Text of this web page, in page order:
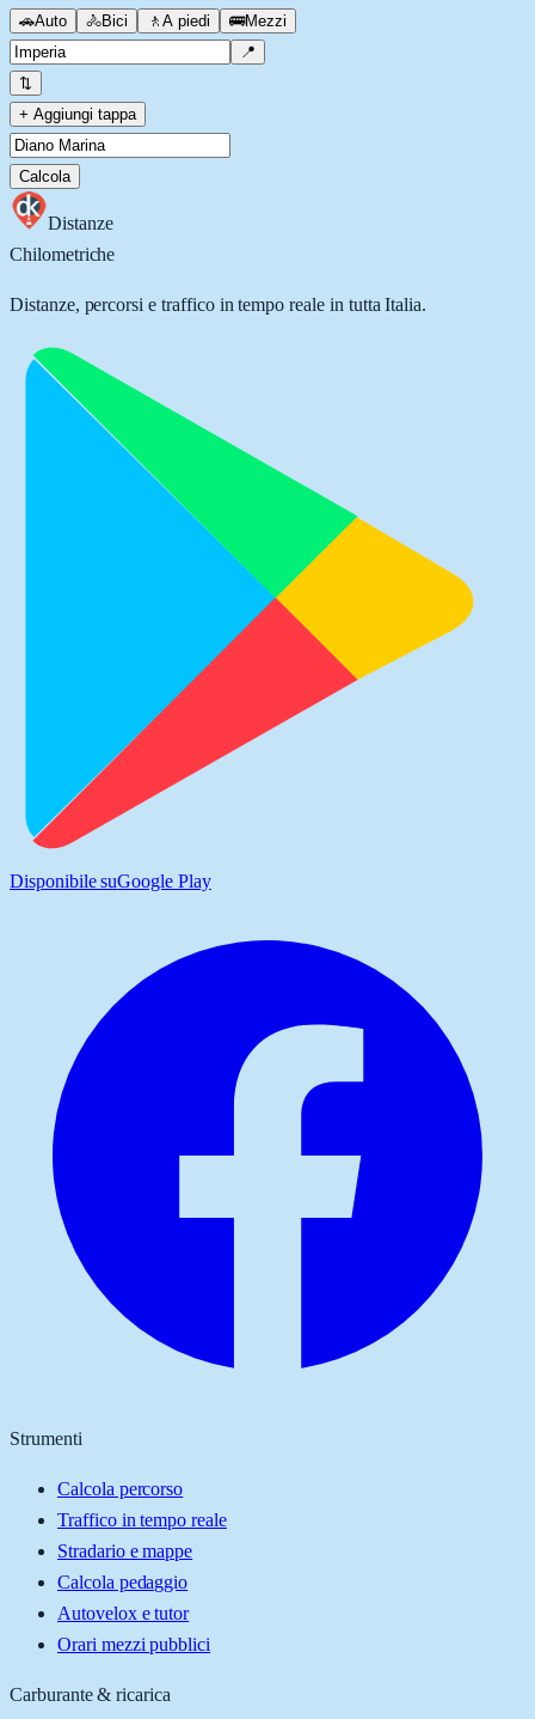
🚗Auto 🚴Bici 🚶 A piedi 🚌Mezzi
📍
⇅
+ Aggiungi tappa
Calcola
Distanze
Chilometriche
Distanze, percorsi e traffico in tempo reale in tutta Italia.
Disponibile suGoogle Play
Strumenti
Calcola percorso
Traffico in tempo reale
Stradario e mappe
Calcola pedaggio
Autovelox e tutor
Orari mezzi pubblici
Carburante & ricarica